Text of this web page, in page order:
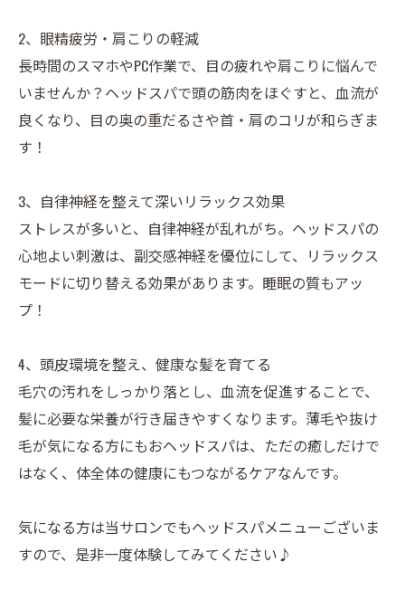
2、眼精疲労・肩こりの軽減
長時間のスマホやPC作業で、目の疲れや肩こりに悩んで
いませんか？ヘッドスパで頭の筋肉をほぐすと、血流が
良くなり、目の奥の重だるさや首・肩のコリが和らぎま
す！
3、自律神経を整えて深いリラックス効果
ストレスが多いと、自律神経が乱れがち。ヘッドスパの
心地よい刺激は、副交感神経を優位にして、リラックス
モードに切り替える効果があります。睡眠の質もアッ
プ！
4、頭皮環境を整え、健康な髪を育てる
毛穴の汚れをしっかり落とし、血流を促進することで、
髪に必要な栄養が行き届きやすくなります。薄毛や抜け
毛が気になる方にもおヘッドスパは、ただの癒しだけで
はなく、体全体の健康にもつながるケアなんです。
気になる方は当サロンでもヘッドスパメニューございま
すので、是非一度体験してみてください♪